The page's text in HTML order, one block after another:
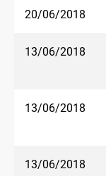
20/06/2018
13/06/2018
13/06/2018
13/06/2018